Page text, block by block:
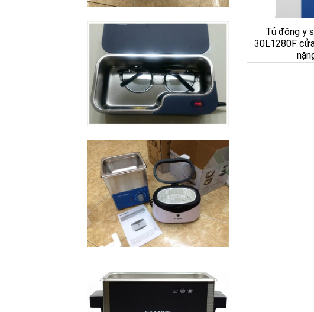
Tủ đông y
30L1280F